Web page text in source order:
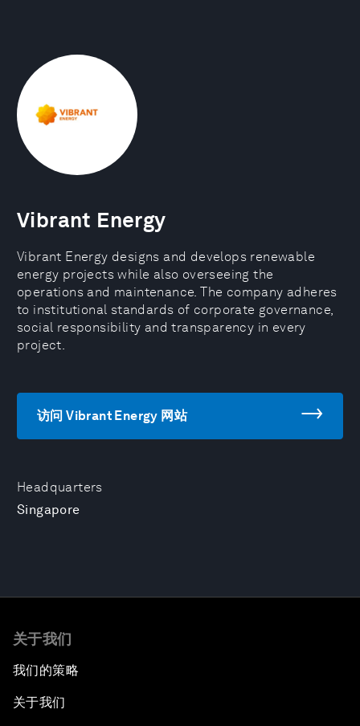
Headquarters
Singapore
Vibrant Energy
Vibrant Energy designs and develops renewable
energy projects while also overseeing the
operations and maintenance. The company adheres
to institutional standards of corporate governance,
social responsibility and transparency in every
project.
访问 Vibrant Energy 网站
关于我们
我们的策略
关于我们